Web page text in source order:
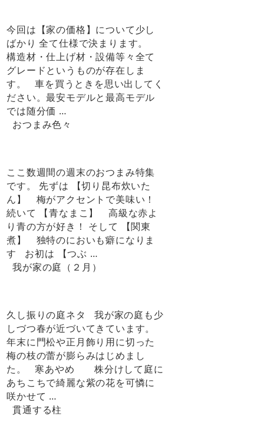
今回は【家の価格】について少し
ばかり 全て仕様で決まります。
構造材・仕上げ材・設備等々全て
グレードというものが存在しま
す。 車を買うときを思い出してく
ださい。最安モデルと最高モデル
では随分価 …
おつまみ色々
ここ数週間の週末のおつまみ特集
です。 先ずは 【切り昆布炊いた
ん】 梅がアクセントで美味い！
続いて 【青なまこ】 高級な赤よ
り青の方が好き！ そして 【関東
煮】 独特のにおいも癖になりま
す お初は 【つぶ …
我が家の庭（２月）
久し振りの庭ネタ 我が家の庭も少
しづつ春が近づいてきています。
年末に門松や正月飾り用に切った
梅の枝の蕾が膨らみはじめまし
た。 寒あやめ 株分けして庭に
あちこちで綺麗な紫の花を可憐に
咲かせて …
貫通する柱